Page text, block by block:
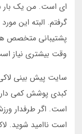
ای است. من یک بار
گرفتم. البته این
پشتیبانی متخصص
وقت بیشتری نیاز
سایت پیش بینی
کبدی پوشش کمی
است. اگر طرفدار
است ناامید شوید.